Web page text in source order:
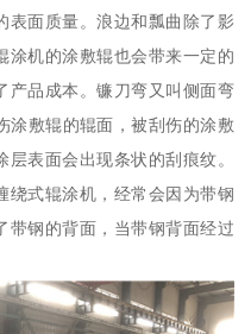
表面质量。浪边和瓢曲除了影
涂机的涂敷辊也会带来一定的
产品成本。镰刀弯又叫侧面弯
涂敷辊的辊面，被刮伤的涂敷
表面会出现条状的刮痕纹。
绕式辊涂机，经常会因为带钢
带钢的背面，当带钢背面经过